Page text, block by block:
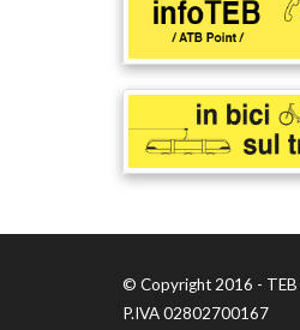
© Copyright 2016 - TEB
P.IVA 02802700167